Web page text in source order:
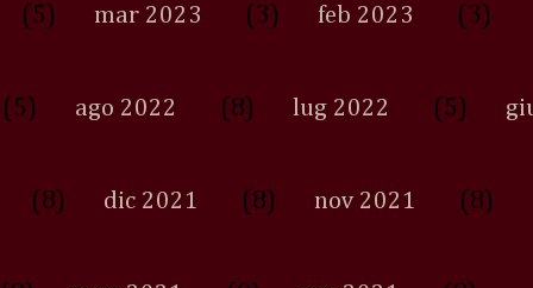
(5) mar 2023 (3) feb 2023 (3)
(5) ago 2022 (8) lug 2022 (5)
(8) dic 2021 (8) nov 2021 (8)